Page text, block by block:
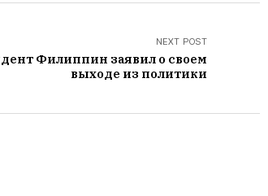
NEXT POST
Филиппин заявил о своем
выходе из политики